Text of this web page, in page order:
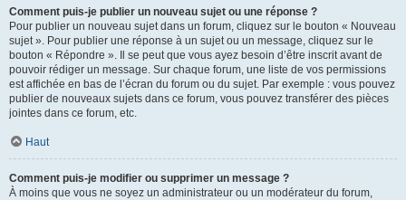
Comment puis-je publier un nouveau sujet ou une réponse ?
Pour publier un nouveau sujet dans un forum, cliquez sur le bouton « Nouveau
sujet ». Pour publier une réponse à un sujet ou un message, cliquez sur le
bouton « Répondre ». Il se peut que vous ayez besoin d’être inscrit avant de
pouvoir rédiger un message. Sur chaque forum, une liste de vos permissions
est affichée en bas de l’écran du forum ou du sujet. Par exemple : vous pouvez
publier de nouveaux sujets dans ce forum, vous pouvez transférer des pièces
jointes dans ce forum, etc.
Haut
Comment puis-je modifier ou supprimer un message ?
À moins que vous ne soyez un administrateur ou un modérateur du forum,